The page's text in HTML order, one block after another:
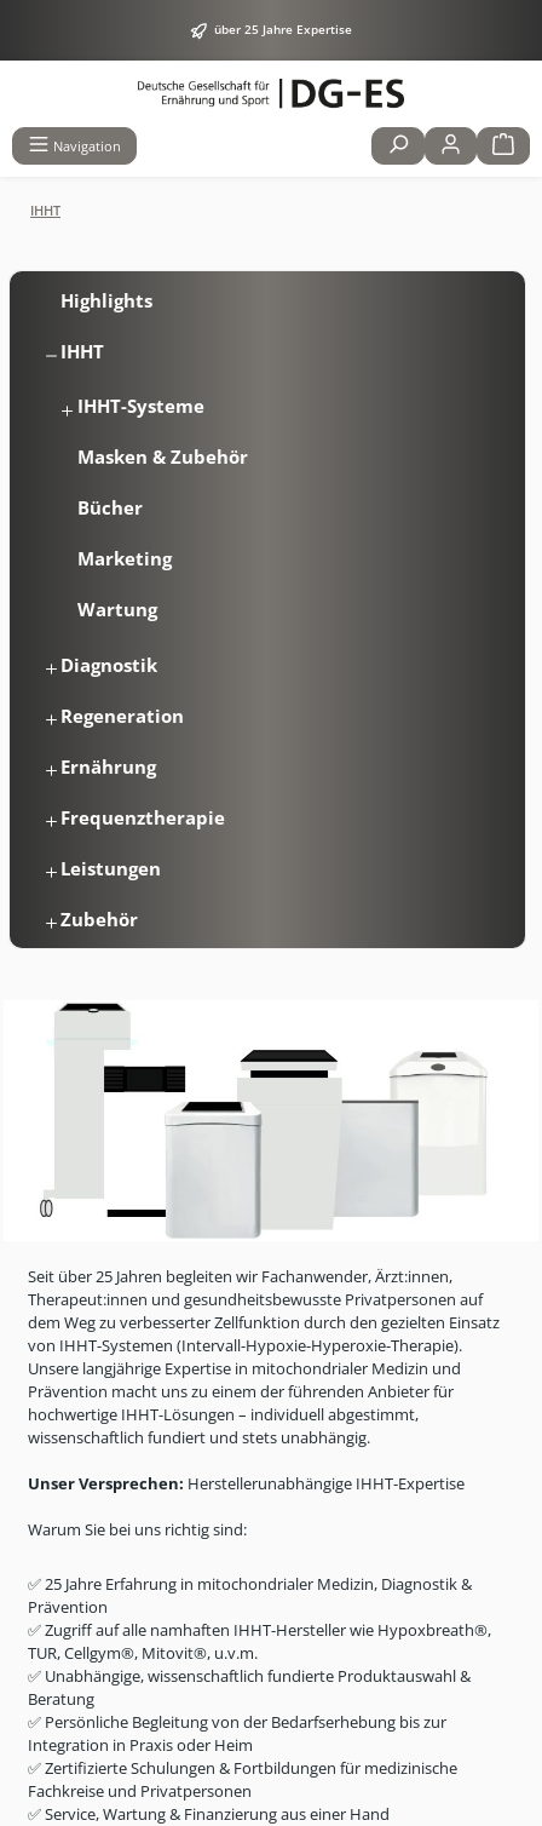
über 25 Jahre Expertise
Navigation
IHHT
Highlights
IHHT
IHHT-Systeme
Masken & Zubehör
Bücher
Marketing
Wartung
Diagnostik
Regeneration
Ernährung
Frequenztherapie
Leistungen
Zubehör
Seit über 25 Jahren begleiten wir Fachanwender, Ärzt:innen,
Therapeut:innen und gesundheitsbewusste Privatpersonen auf
dem Weg zu verbesserter Zellfunktion durch den gezielten Einsatz
von IHHT-Systemen (Intervall-Hypoxie-Hyperoxie-Therapie).
Unsere langjährige Expertise in mitochondrialer Medizin und
Prävention macht uns zu einem der führenden Anbieter für
hochwertige IHHT-Lösungen – individuell abgestimmt,
wissenschaftlich fundiert und stets unabhängig.
Unser Versprechen: Herstellerunabhängige IHHT-Expertise
Warum Sie bei uns richtig sind:
✅ 25 Jahre Erfahrung in mitochondrialer Medizin, Diagnostik &
Prävention
✅ Zugriff auf alle namhaften IHHT-Hersteller wie Hypoxbreath®,
TUR, Cellgym®, Mitovit®, u.v.m.
✅ Unabhängige, wissenschaftlich fundierte Produktauswahl &
Beratung
✅ Persönliche Begleitung von der Bedarfserhebung bis zur
Integration in Praxis oder Heim
✅ Zertifizierte Schulungen & Fortbildungen für medizinische
Fachkreise und Privatpersonen
✅ Service, Wartung & Finanzierung aus einer Hand